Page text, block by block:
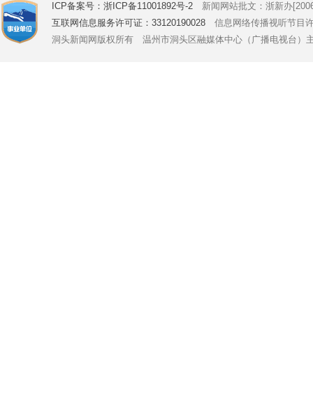
ICP备案号：浙ICP备11001892号-2 新闻网站批文：浙新办
互联网信息服务许可证：33120190028 信息网络传播视听节目
洞头新闻网版权所有 温州市洞头区融媒体中心（广播电视台）